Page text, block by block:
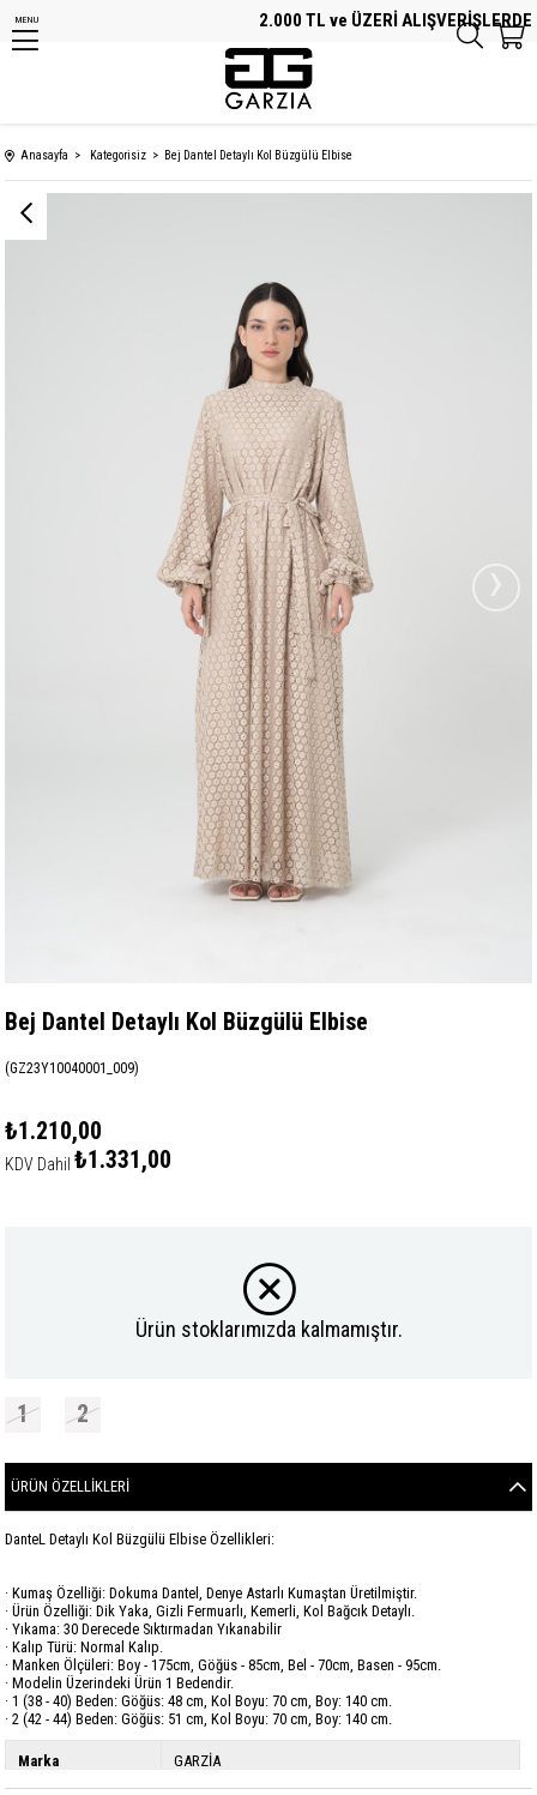
2.000 TL ve ÜZERİ ALIŞVERİŞLERDE
MENU
Anasayfa Kategorisiz Bej Dantel Detaylı Kol Büzgülü Elbise
›
Bej Dantel Detaylı Kol Büzgülü Elbise
(GZ23Y10040001_009)
₺1.210,00
KDV Dahil ₺1.331,00
Ürün stoklarımızda kalmamıştır.
1 2
ÜRÜN ÖZELLIKLERI
DanteL Detaylı Kol Büzgülü Elbise Özellikleri:
· Kumaş Özelliği: Dokuma Dantel, Denye Astarlı Kumaştan Üretilmiştir.
· Ürün Özelliği: Dik Yaka, Gizli Fermuarlı, Kemerli, Kol Bağcık Detaylı.
· Yıkama: 30 Derecede Sıktırmadan Yıkanabilir
· Kalıp Türü: Normal Kalıp.
· Manken Ölçüleri: Boy - 175cm, Göğüs - 85cm, Bel - 70cm, Basen - 95cm.
· Modelin Üzerindeki Ürün 1 Bedendir.
· 1 (38 - 40) Beden: Göğüs: 48 cm, Kol Boyu: 70 cm, Boy: 140 cm.
· 2 (42 - 44) Beden: Göğüs: 51 cm, Kol Boyu: 70 cm, Boy: 140 cm.
Marka GARZİA